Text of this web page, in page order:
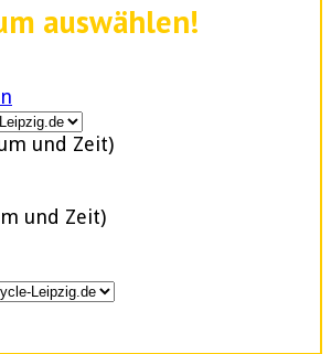
auswählen!
und Zeit)
und Zeit)